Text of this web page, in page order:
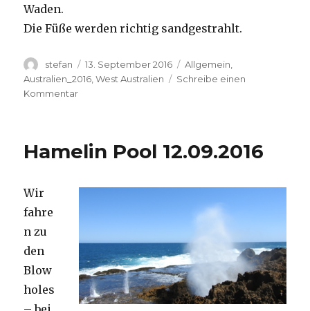
Waden.
Die Füße werden richtig sandgestrahlt.
Autor
stefan
Veröffentlicht
am
13. September 2016 Kategorien
Allgemein
Australien_2016 ,West Australien
Schreibe einen
Kommentarzu
Hamelin Pool 12.09.2016
Wir
fahre
n zu
den
Blow
holes